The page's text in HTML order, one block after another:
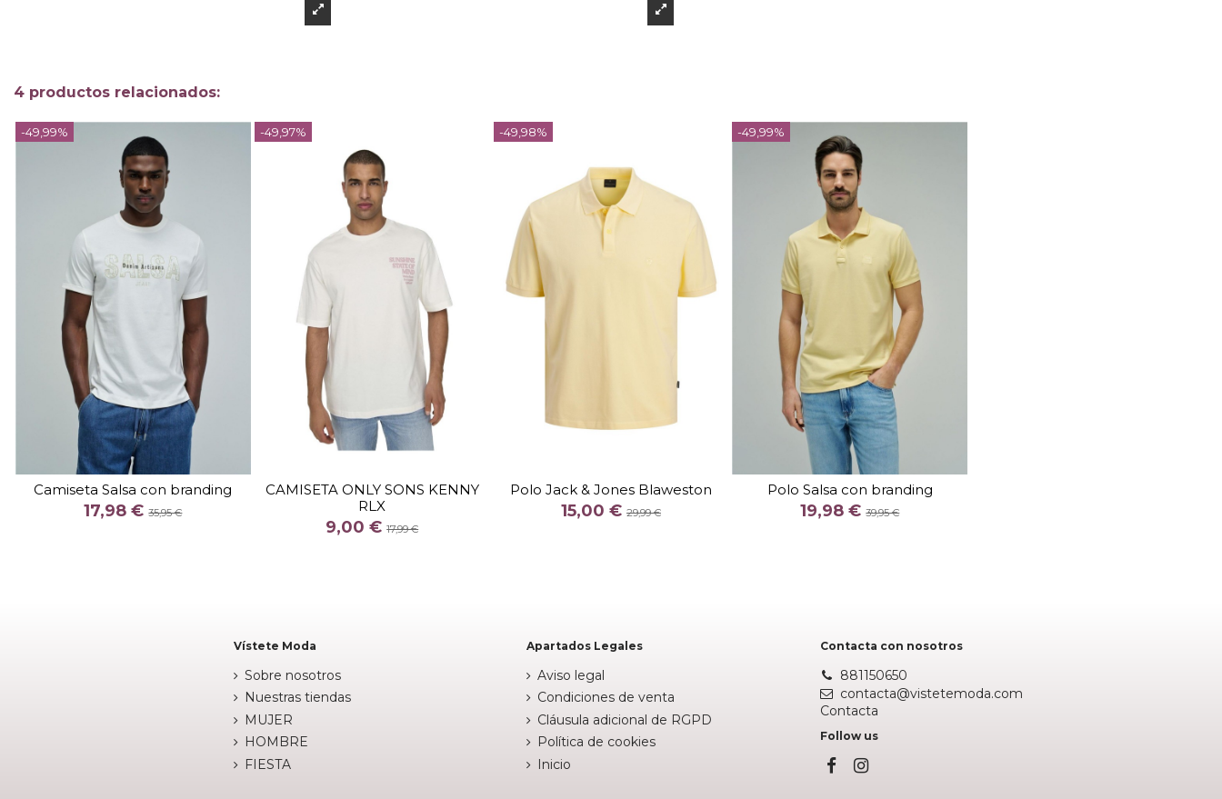
4 productos relacionados:
-49,99%
Camiseta Salsa con branding
17,98 €35,95 €
TALLA
M
COLOR
-49,97%
CAMISETA ONLY SONS KENNY
RLX
9,00 €17,99 €
TALLA
COLOR
NEGRO
-49,98%
Polo Jack & Jones Blaweston
15,00 € 29,99 €
COLOR
-49,99%
Polo Salsa con branding
19,98 €39,95 €
TALLA
S
COLOR
Vístete Moda
Sobre nosotros
Nuestras tiendas
MUJER
HOMBRE
FIESTA
Apartados Legales
Aviso legal
Condiciones de venta
Cláusula adicional de RGPD
Política de cookies
Inicio
Contacta con nosotros
881150650
contacta@vistetemoda.com
Contacta
Follow us